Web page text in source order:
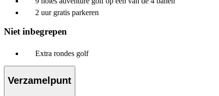
2 uur gratis parkeren
Niet inbegrepen
Extra rondes golf
Verzamelpunt